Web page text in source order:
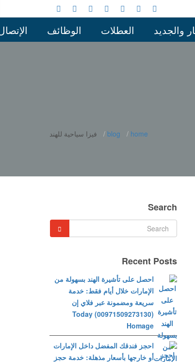
والجديد العطلات الوظائف
home
blog فيزا سياحية للهند
Search
Recent Posts
احصل على تأشيرة الهند بسهولة من
الإمارات خلال أيام فقط: خدمة
سريعة ومضمونة عبر فلاي إن
(00971509273130) Today
Homage
احجز فندقك المفضل داخل الإمارات
أو خارجها بأسعار مذهلة: خدمة حجز